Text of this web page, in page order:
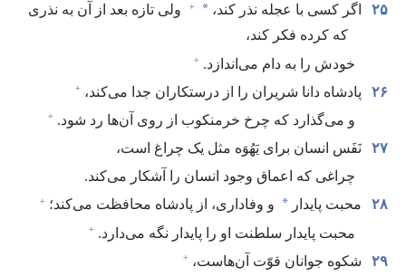
۲۵ اگر کسی با عجله نذر کند،‏ *
+
ولی تازه بعد از آن به نذری
که کرده فکر کند،‏
خودش را به دام می‌اندازد.‏ +
۲۶ پادشاه دانا شریران را از درستکاران جدا می‌کند،‏ +
و می‌گذارد که چرخ خرمنکوب از روی آن‌ها رد شود.‏ +
۲۷ نَفَس انسان برای یَهُوَه مثل یک چراغ است،‏
چراغی که اعماق وجود انسان را آشکار می‌کند.‏
۲۸
محبت پایدار * و وفاداری،‏ از پادشاه محافظت می‌کند؛‏ +
محبت پایدار سلطنت او را پایدار نگه می‌دارد.‏ +
۲۹ شکوه جوانان قوّت آن‌هاست،‏ +